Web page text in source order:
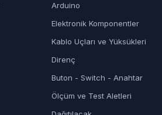
Arduino
Elektronik Komponentler
Kablo Uçları ve Yüksükleri
Direnç
Buton - Switch - Anahtar
Ölçüm ve Test Aletleri